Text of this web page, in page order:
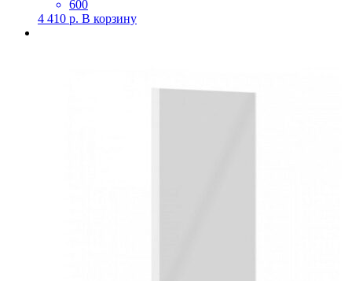
600
4 410 р. В корзину